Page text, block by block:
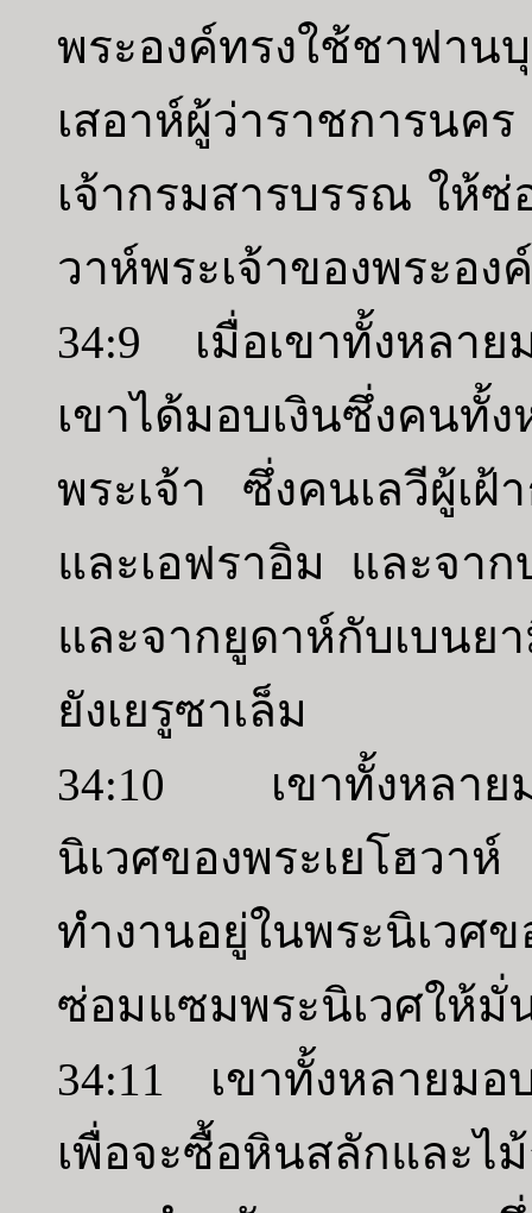
พระองค์ทรงใช้ชาฟาน
เสอาห์ผู้ว่าราชการนค
เจ้ากรมสารบรรณ ให้ซ่
วาห์พระเจ้าของพระองค์
34:9 เมื่อเขาทั้งหลาย
เขาได้มอบเงินซึ่งคนทั้
พระเจ้า ซึ่งคนเลวีผู้เฝ้
และเอฟราอิม และจาก
และจากยูดาห์กับเบนย
ยังเยรูซาเล็ม
34:10 เขาทั้งหลายม
นิเวศของพระเยโฮว
ทำงานอยู่ในพระนิเว
ซ่อมแซมพระนิเวศให้มั่
34:11 เขาทั้งหลายมอ
เพื่อจะซื้อหินสลักและไ